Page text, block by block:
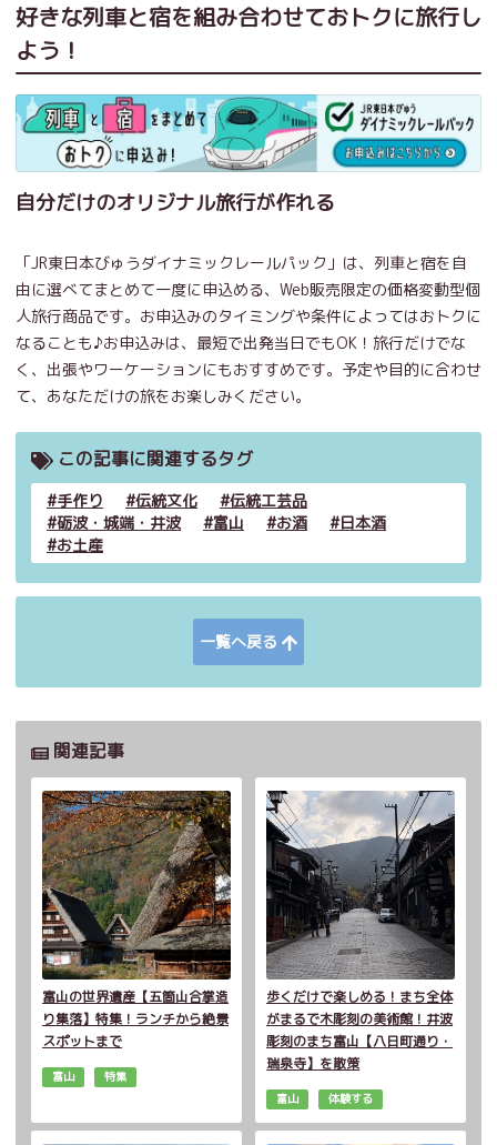
好きな列車と宿を組み合わせておトクに旅行し
よう！
自分だけのオリジナル旅行が作れる
「JR東日本びゅうダイナミックレールパック」は、列車と宿を自
由に選べてまとめて一度に申込める、Web販売限定の価格変動型個
人旅行商品です。お申込みのタイミングや条件によってはおトクに
なることも♪お申込みは、最短で出発当日でもOK！旅行だけでな
く、出張やワーケーションにもおすすめです。予定や目的に合わせ
て、あなただけの旅をお楽しみください。
この記事に関連するタグ
手作り 伝統文化
伝統工芸品
砺波・城端・井波
富山 お酒
日本酒
お土産
一覧へ戻る
関連記事
富山の世界遺産【五箇山合掌造
り集落】特集！ランチから絶景
スポットまで
富山 特集
歩くだけで楽しめる！まち全体
がまるで木彫刻の美術館！井波
彫刻のまち富山【八日町通り・
瑞泉寺】を散策
富山 体験する